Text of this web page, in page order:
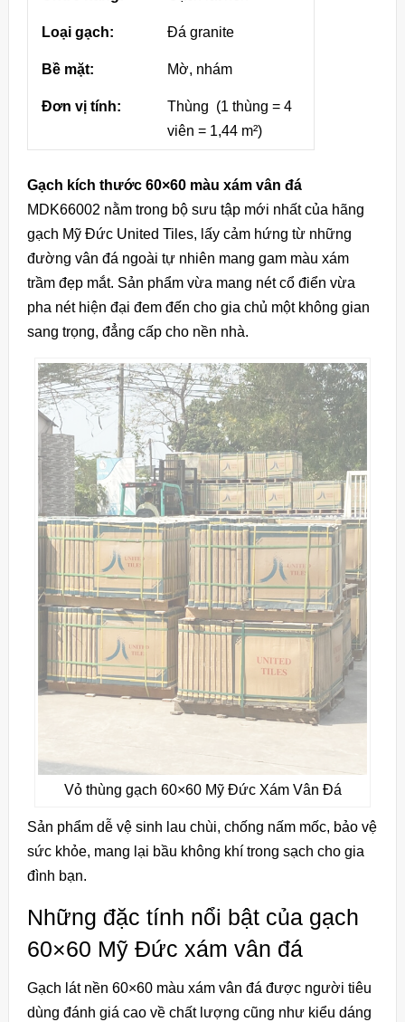
Loại gạch: Đá granite
Bề mặt: Mờ, nhám
Đơn vị tính:
Thùng (1 thùng = 4
viên = 1,44 m²)
Gạch kích thước 60×60 màu xám vân đá
MDK66002 nằm trong bộ sưu tập mới nhất của hãng
gạch Mỹ Đức United Tiles, lấy cảm hứng từ những
đường vân đá ngoài tự nhiên mang gam màu xám
trầm đẹp mắt. Sản phẩm vừa mang nét cổ điển vừa
pha nét hiện đại đem đến cho gia chủ một không gian
sang trọng, đẳng cấp cho nền nhà.
Vỏ thùng gạch 60×60 Mỹ Đức Xám Vân Đá
Sản phẩm dễ vệ sinh lau chùi, chống nấm mốc, bảo vệ
sức khỏe, mang lại bầu không khí trong sạch cho gia
đình bạn.
Những đặc tính nổi bật của gạch
60×60 Mỹ Đức xám vân đá
Gạch lát nền 60×60 màu xám vân đá được người tiêu
dùng đánh giá cao về chất lượng cũng như kiểu dáng